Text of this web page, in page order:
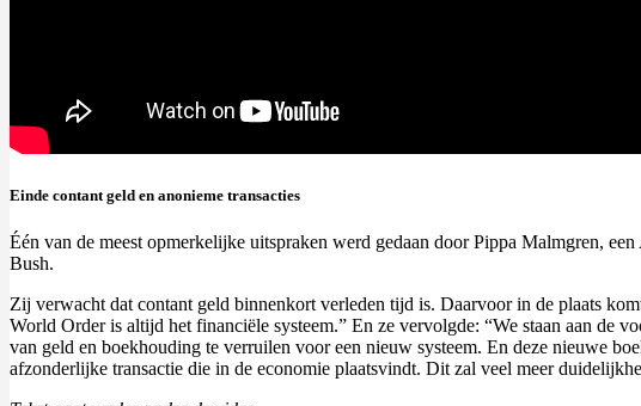
Einde contant geld en anonieme transacties
Één van de meest opmerkelijke uitspraken werd gedaan door Pippa Malmgren,
Bush.
Zij verwacht dat contant geld binnenkort verleden tijd is. Daarvoor in de plaats
World Order is altijd het financiële systeem.” En ze vervolgde: “We staan ​​aan de
van geld en boekhouding te verruilen voor een nieuw systeem. En deze nieuwe
afzonderlijke transactie die in de economie plaatsvindt. Dit zal veel meer